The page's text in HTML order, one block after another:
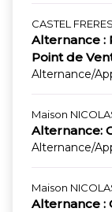
CASTEL FRERES
Alternance :
Point de
Alternance/
Maison
Alternance:
Alternance/
Maison
Alternance :